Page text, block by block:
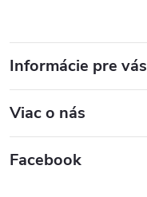
Informácie pre vás
Viac o nás
Facebook